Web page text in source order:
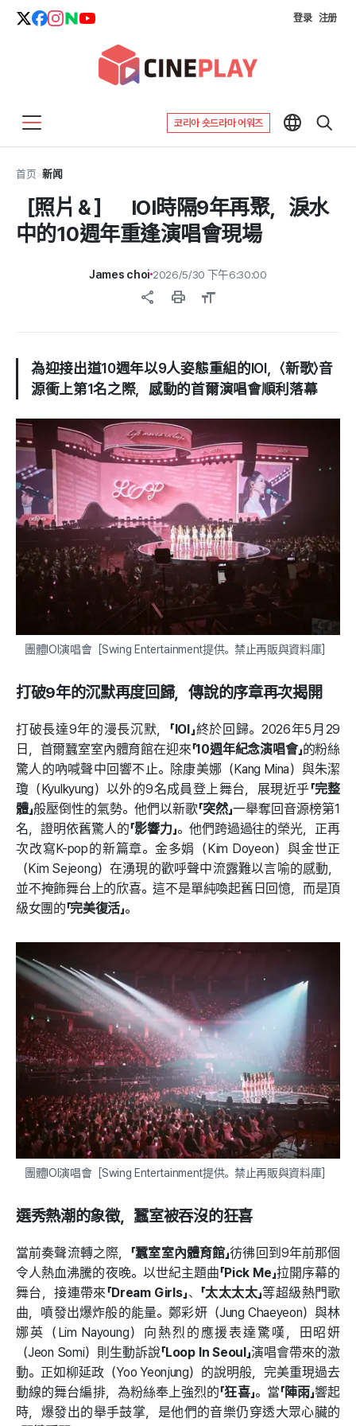
登录 注册
코리아 숏드라마 어워즈
首页>新闻
［照片＆］ IOI時隔9年再聚，淚水
中的10週年重逢演唱會現場
James choi 2026/5/30 下午6:30:00
share print format_size
為迎接出道10週年以9人姿態重組的IOI，〈新歌〉音
源衝上第1名之際，感動的首爾演唱會順利落幕
團體IOI演唱會［Swing Entertainment提供。禁止再販與資料庫］
打破9年的沉默再度回歸，傳說的序章再次揭開
打破長達9年的漫長沉默， 「IOI」終於回歸。2026年5月29
日，首爾蠶室室內體育館在迎來「10週年紀念演唱會」的粉絲
驚人的吶喊聲中回響不止。除康美娜（Kang Mina）與朱潔
瓊（Kyulkyung）以外的9名成員登上舞台，展現近乎「完整
體」般壓倒性的氣勢。他們以新歌「突然」一舉奪回音源榜第1
名，證明依舊驚人的「影響力」。他們跨過過往的榮光，正再
次改寫K-pop的新篇章。金多娟（Kim Doyeon）與金世正
（Kim Sejeong）在湧現的歡呼聲中流露難以言喻的感動，
並不掩飾舞台上的欣喜。這不是單純喚起舊日回憶，而是頂
級女團的「完美復活」。
團體IOI演唱會［Swing Entertainment提供。禁止再販與資料庫］
選秀熱潮的象徵，蠶室被吞沒的狂喜
當前奏聲流轉之際， 「蠶室室內體育館」彷彿回到9年前那個
令人熱血沸騰的夜晚。以世紀主題曲「Pick Me」拉開序幕的
舞台，接連帶來「Dream Girls」、 「太太太太」等超級熱門歌
曲，噴發出爆炸般的能量。鄭彩妍（Jung Chaeyeon）與林
娜英（Lim Nayoung）向熱烈的應援表達驚嘆，田昭妍
（Jeon Somi）則生動訴說「Loop In Seoul」演唱會帶來的激
動。正如柳延政（Yoo Yeonjung）的說明般，完美重現過去
動線的舞台編排，為粉絲奉上強烈的「狂喜」。當「陣雨」響起
時，爆發出的舉手鼓掌，是他們的音樂仍穿透大眾心臟的